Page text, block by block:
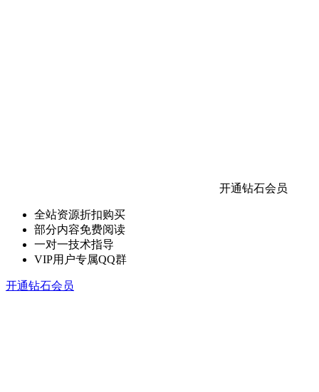
开通钻石会员
全站资源折扣购买
部分内容免费阅读
一对一技术指导
VIP用户专属QQ群
开通钻石会员